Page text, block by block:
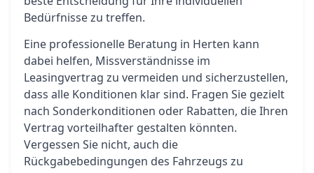
Bedürfnisse zu treffen.
Eine professionelle Beratung in Herten kann
dabei helfen, Missverständnisse im
Leasingvertrag zu vermeiden und sicherzustellen,
dass alle Konditionen klar sind. Fragen Sie gezielt
nach Sonderkonditionen oder Rabatten, die Ihren
Vertrag vorteilhafter gestalten könnten.
Vergessen Sie nicht, auch die
Rückgabebedingungen des Fahrzeugs zu